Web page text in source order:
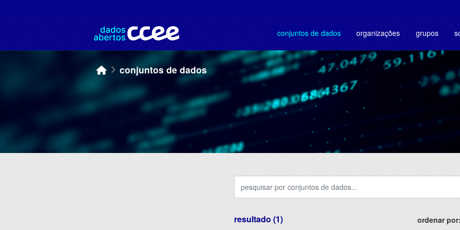
conjuntos de dados organizações grupos
conjuntos de dados
ordenar por
resultado (1)